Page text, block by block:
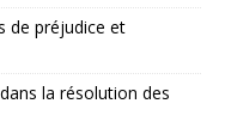
de préjudice et
la résolution des